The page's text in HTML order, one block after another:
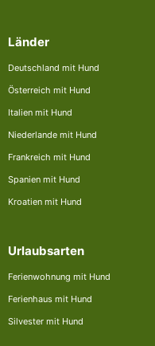
Länder
Deutschland mit Hund
Österreich mit Hund
Italien mit Hund
Niederlande mit Hund
Frankreich mit Hund
Spanien mit Hund
Kroatien mit Hund
Urlaubsarten
Ferienwohnung mit Hund
Ferienhaus mit Hund
Silvester mit Hund